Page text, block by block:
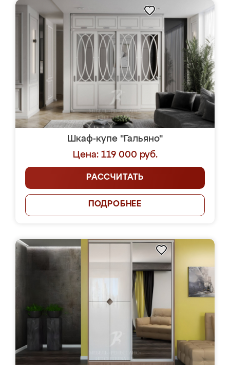
Шкаф-купе "Гальяно"
Цена: 119 000 руб.
РАССЧИТАТЬ
ПОДРОБНЕЕ